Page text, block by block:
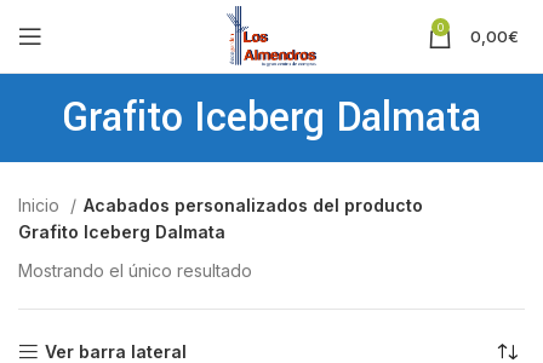
0 0,00€
Grafito Iceberg Dalmata
Inicio
Acabados personalizados del producto
Grafito Iceberg Dalmata
Mostrando el único resultado
Ver barra lateral